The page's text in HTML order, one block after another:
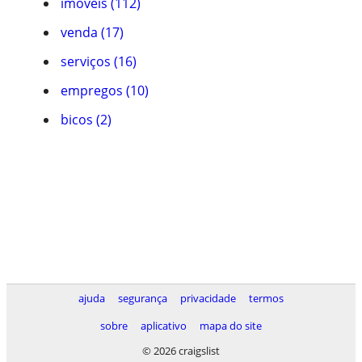
venda (17)
serviços (16)
empregos (10)
bicos (2)
ajuda segurança privacidade
termos
sobre
aplicativo
mapa do site
© 2026 craigslist